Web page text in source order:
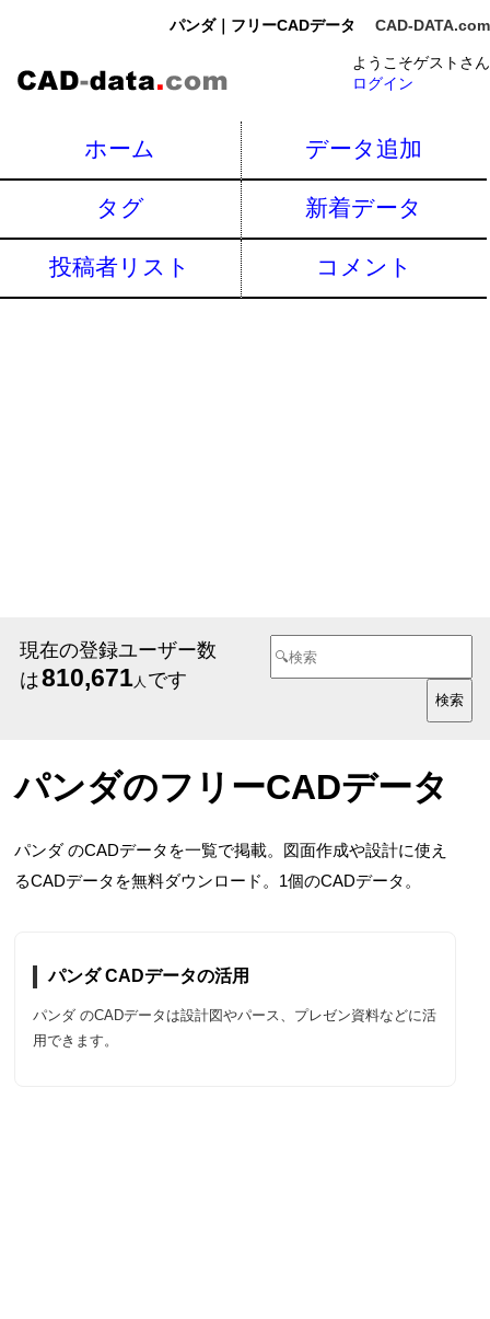
パンダ｜フリーCADデータ CAD-DATA.com
ようこそゲストさん
ログイン
ホーム データ追加
タグ 新着データ
投稿者リスト コメント
現在の登録ユーザー数
は810,671人 です
パンダのフリーCADデータ
パンダ のCADデータを一覧で掲載。図面作成や設計に使え
るCADデータを無料ダウンロード。1個のCADデータ。
パンダ CADデータの活用
パンダ のCADデータは設計図やパース、プレゼン資料などに活
用できます。